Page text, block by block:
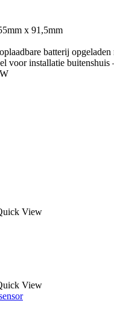
x 91,5mm
batterij
voor installatie buitenshuis
View
View